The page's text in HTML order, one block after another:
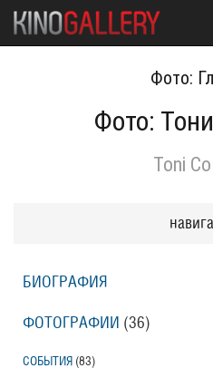
Фото:
Фото:
Toni
БИОГРАФИЯ
ФОТОГРАФИИ (36)
СОБЫТИЯ (83)